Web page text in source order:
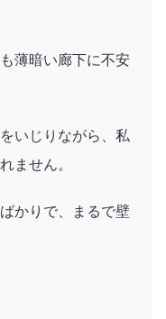
薄暗い廊下に不安
いじりながら、私
ません。
かりで、まるで壁